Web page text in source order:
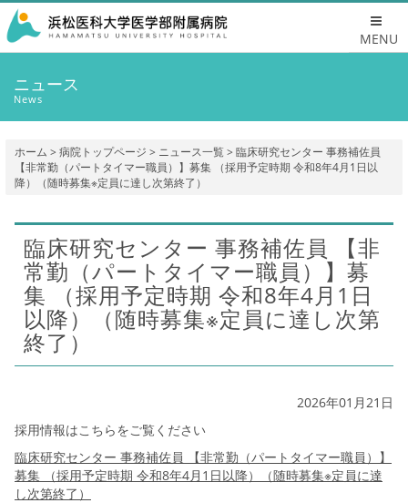
MENU
ニュース
News
ホーム > 病院トップページ > ニュース一覧> 臨床研究センター 事務補佐員
【非常勤（パートタイマー職員）】募集 （採用予定時期 令和8年4月1日以
降）（随時募集※定員に達し次第終了）
臨床研究センター 事務補佐員 【非
常勤（パートタイマー職員）】募
集 （採用予定時期 令和8年4月1日
以降）（随時募集※定員に達し次第
終了）
2026年01月21日
採用情報はこちらをご覧ください
臨床研究センター 事務補佐員 【非常勤（パートタイマー職員）】
募集 （採用予定時期 令和8年4月1日以降）（随時募集※定員に達
し次第終了）